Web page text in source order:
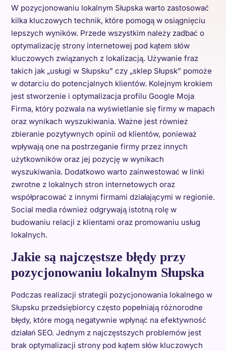
W pozycjonowaniu lokalnym Słupska warto zastosować
kilka kluczowych technik, które pomogą w osiągnięciu
lepszych wyników. Przede wszystkim należy zadbać o
optymalizację strony internetowej pod kątem słów
kluczowych związanych z lokalizacją. Używanie fraz
takich jak „usługi w Słupsku” czy „sklep Słupsk” pomoże
w dotarciu do potencjalnych klientów. Kolejnym krokiem
jest stworzenie i optymalizacja profilu Google Moja
Firma, który pozwala na wyświetlanie się firmy w mapach
oraz wynikach wyszukiwania. Ważne jest również
zbieranie pozytywnych opinii od klientów, ponieważ
wpływają one na postrzeganie firmy przez innych
użytkowników oraz jej pozycję w wynikach
wyszukiwania. Dodatkowo warto zainwestować w linki
zwrotne z lokalnych stron internetowych oraz
współpracować z innymi firmami działającymi w regionie.
Social media również odgrywają istotną rolę w
budowaniu relacji z klientami oraz promowaniu usług
lokalnych.
Jakie są najczęstsze błędy przy
pozycjonowaniu lokalnym Słupska
Podczas realizacji strategii pozycjonowania lokalnego w
Słupsku przedsiębiorcy często popełniają różnorodne
błędy, które mogą negatywnie wpłynąć na efektywność
działań SEO. Jednym z najczęstszych problemów jest
brak optymalizacji strony pod kątem słów kluczowych